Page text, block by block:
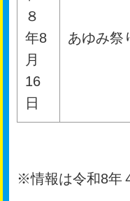
８
年8
月
16
日
あゆみ祭
※情報は令和8年